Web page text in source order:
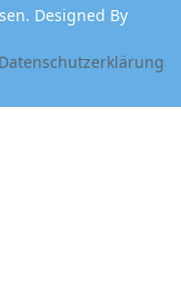
Designed By
Datenschutzerklärung